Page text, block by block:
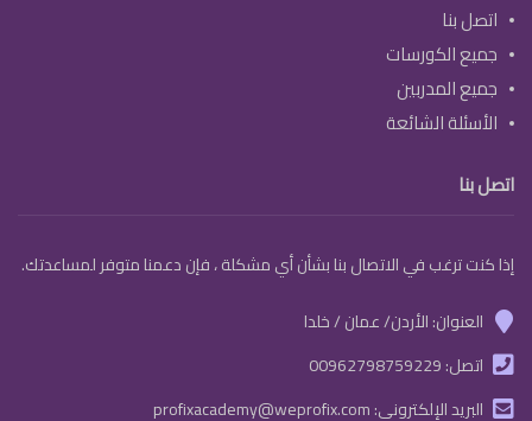
اتصل بنا
جميع الكورسات
جميع المدربين
الأسئلة الشائعة
اتصل بنا
إذا كنت ترغب في الاتصال بنا بشأن أي مشكلة ، فإن دعمنا متوفر لمساعدتك.
marker
العنوان: الأردن/ عمان / خلدا
phone
اتصل:00962798759229
email
البريد الإلكتروني:profixacademy@weprofix.com